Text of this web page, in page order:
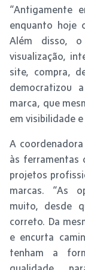
“Antigamente
enquanto hoje
Além disso,
visualização,
site, compra,
democratizou
marca, que
em visibilidade
A
às ferramentas
projetos
marcas. “As
muito, desde
correto. Da
e encurta
tenham a